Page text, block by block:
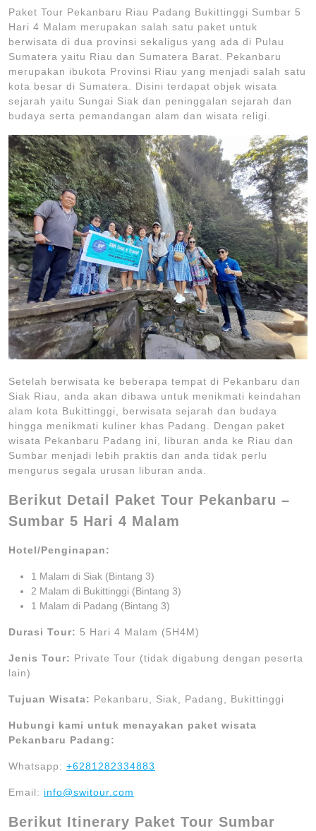
Paket Tour Pekanbaru Riau Padang Bukittinggi Sumbar 5
Hari 4 Malam merupakan salah satu paket untuk
berwisata di dua provinsi sekaligus yang ada di Pulau
Sumatera yaitu Riau dan Sumatera Barat. Pekanbaru
merupakan ibukota Provinsi Riau yang menjadi salah satu
kota besar di Sumatera. Disini terdapat objek wisata
sejarah yaitu Sungai Siak dan peninggalan sejarah dan
budaya serta pemandangan alam dan wisata religi.
Setelah berwisata ke beberapa tempat di Pekanbaru dan
Siak Riau, anda akan dibawa untuk menikmati keindahan
alam kota Bukittinggi, berwisata sejarah dan budaya
hingga menikmati kuliner khas Padang. Dengan paket
wisata Pekanbaru Padang ini, liburan anda ke Riau dan
Sumbar menjadi lebih praktis dan anda tidak perlu
mengurus segala urusan liburan anda.
Berikut Detail Paket Tour Pekanbaru –
Sumbar 5 Hari 4 Malam
Hotel/Penginapan:
1 Malam di Siak (Bintang 3)
2 Malam di Bukittinggi (Bintang 3)
1 Malam di Padang (Bintang 3)
Durasi Tour: 5 Hari 4 Malam (5H4M)
Jenis Tour: Private Tour (tidak digabung dengan peserta
lain)
Tujuan Wisata: Pekanbaru, Siak, Padang, Bukittinggi
Hubungi kami untuk menayakan paket wisata
Pekanbaru Padang:
Whatsapp: +6281282334883
Email: info@switour.com
Berikut Itinerary Paket Tour Sumbar